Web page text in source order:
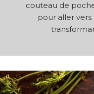
couteau de
pour aller vers